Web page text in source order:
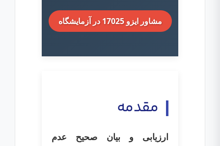
مشاور ایزو 17025 در آزمایشگاه
مقدمه
ارزیابی و بیان صحیح عدم